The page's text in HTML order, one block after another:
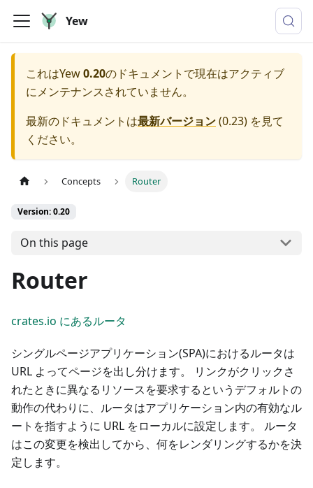
Yew
これはYew0.20のドキュメントで現在はアクティブ
にメンテナンスされていません。
最新のドキュメントは最新バージョン(0.23) を見て
ください。
Concepts Router
Version: 0.20
On this page
Router
crates.io にあるルータ
シングルページアプリケーション(SPA)におけるルータは
URL よってページを出し分けます。 リンクがクリックさ
れたときに異なるリソースを要求するというデフォルトの
動作の代わりに、ルータはアプリケーション内の有効なル
ートを指すように URL をローカルに設定します。 ルータ
はこの変更を検出してから、何をレンダリングするかを決
定します。